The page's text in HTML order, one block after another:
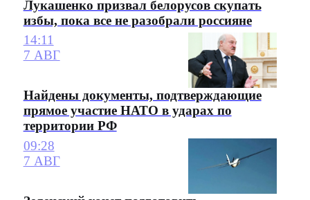
Лукашенко призвал белорусов скупать
избы, пока все не разобрали россияне
14:11
7 АВГ
Найдены документы, подтверждающие
прямое участие НАТО в ударах по
территории РФ
09:28
7 АВГ